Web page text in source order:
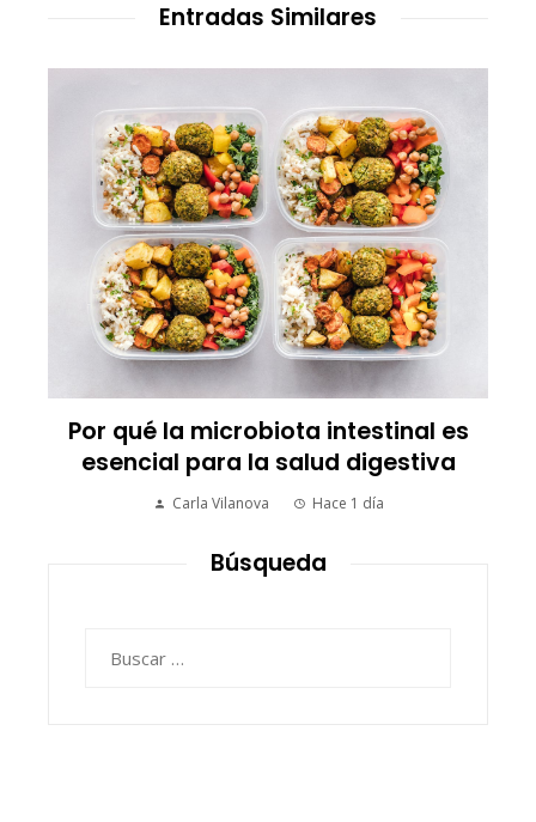
Entradas Similares
Los 10 animales con sentidos que
transforman la forma de percibir el
mundo
Carla Vilanova Hace 2 días
Búsqueda